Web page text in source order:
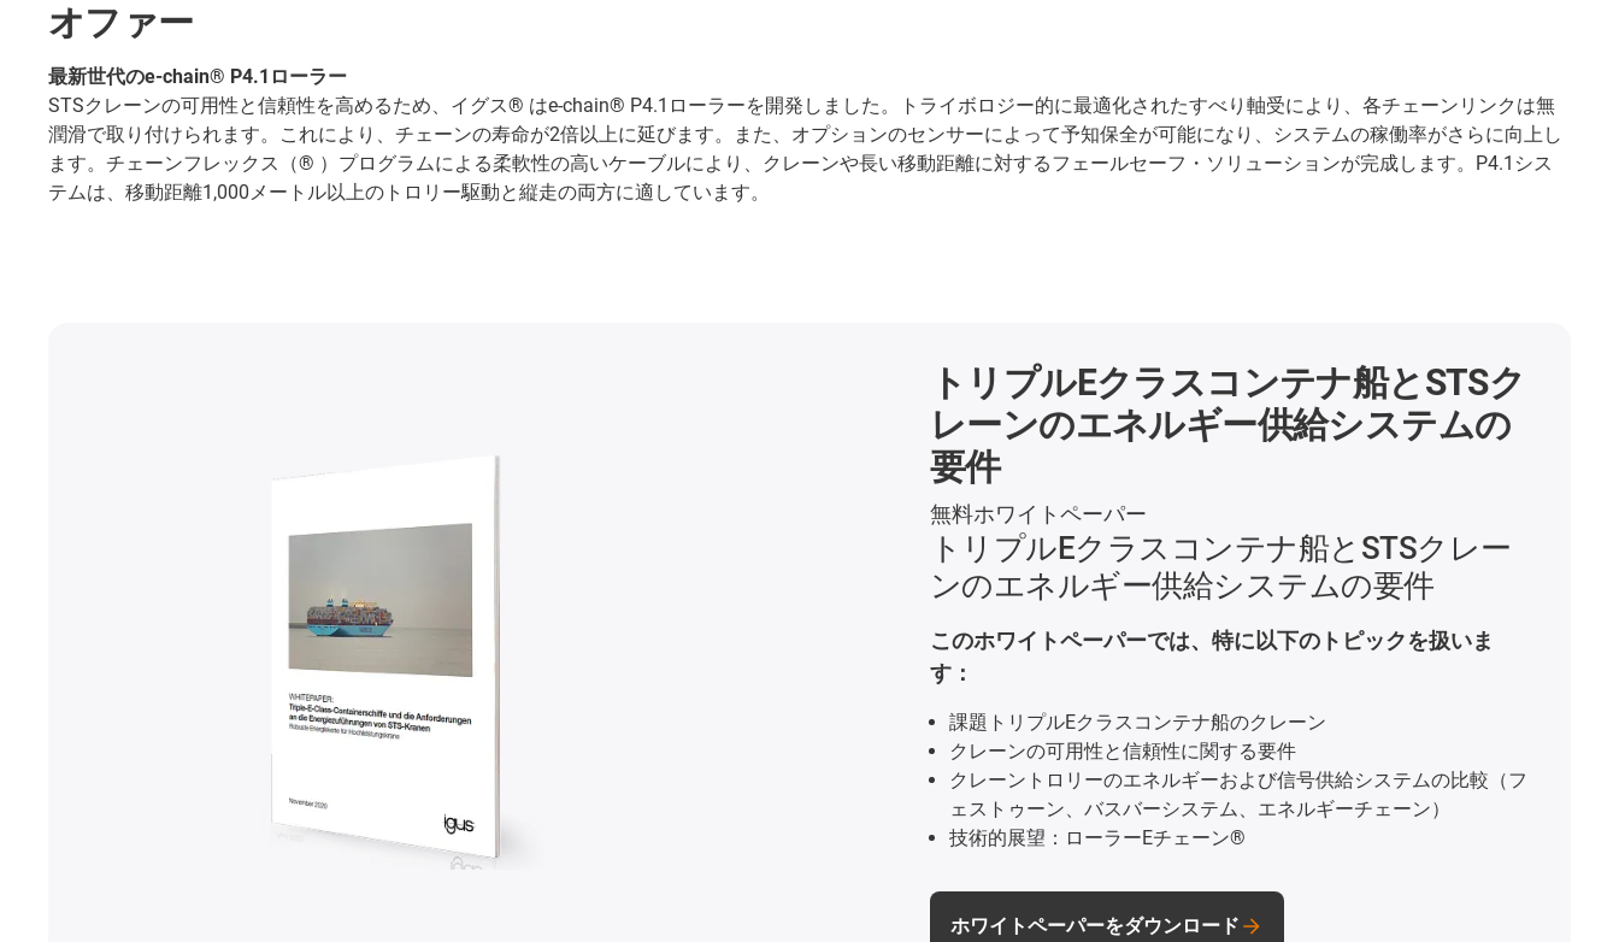
オファー
最新世代のe-chain® P4.1ローラー
STSクレーンの可用性と信頼性を高めるため、イグス® はe-chain® P4.1ローラーを開発しました。トライボロジー的に最適化されたすべり軸受により、各チェーンリンクは無
潤滑で取り付けられます。これにより、チェーンの寿命が2倍以上に延びます。また、オプションのセンサーによって予知保全が可能になり、システムの稼働率がさらに向上し
ます。チェーンフレックス（® ）プログラムによる柔軟性の高いケーブルにより、クレーンや長い移動距離に対するフェールセーフ・ソリューションが完成します。P4.1シス
テムは、移動距離1,000メートル以上のトロリー駆動と縦走の両方に適しています。
トリプルEクラスコンテナ船とSTSク
レーンのエネルギー供給システムの
要件
無料ホワイトペーパー
トリプルEクラスコンテナ船とSTSクレー
ンのエネルギー供給システムの要件
このホワイトペーパーでは、特に以下のトピックを扱いま
す：
課題トリプルEクラスコンテナ船のクレーン
クレーンの可用性と信頼性に関する要件
クレーントロリーのエネルギーおよび信号供給システムの比較（フ
ェストゥーン、バスバーシステム、エネルギーチェーン）
技術的展望：ローラーEチェーン®
ホワイトペーパーをダウンロード